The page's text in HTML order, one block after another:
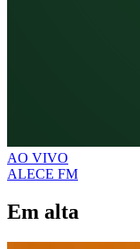
AO VIVO
ALECE FM
Em alta